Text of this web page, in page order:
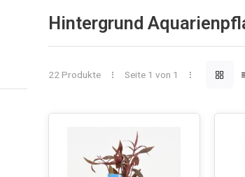
Hintergrund
22 Produkte Seite 1 von 1